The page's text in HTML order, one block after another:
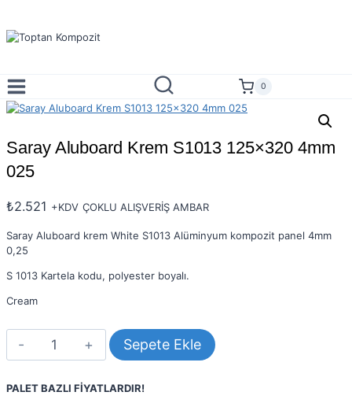
content
0
Saray Aluboard Krem S1013 125×320 4mm
025
₺2.521 +KDV ÇOKLU ALIŞVERİŞ AMBAR
Saray Aluboard krem White S1013 Alüminyum kompozit panel 4mm
0,25
S 1013 Kartela kodu, polyester boyalı.
Cream
Aluboard
125x320
Sepete Ekle
PALET BAZLI FİYATLARDIR!